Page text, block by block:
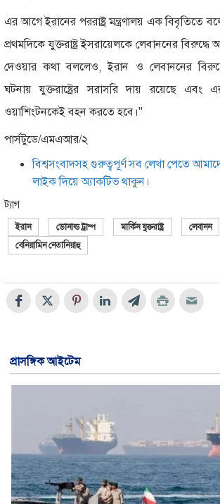
এর আগে ইরানের পররাষ্ট্র মন্ত্রণালয় এক বিবৃতিতে
প্রথমদিকে যুক্তরাষ্ট্র ইসরায়েলকে লেবাননের
দেওয়ার কথা বললেও, ইরান ও লেবাননের
ঘটনায় যুক্তরাষ্ট্রের সরাসরি দায় রয়েছে এবং
ওয়াশিংটনকেই বহন করতে হবে।"
পার্সটুডে/এমএআর/২
বিশ্বসংবাদসহ গুরুত্বপূর্ণ সব লেখা পেতে
লাইক দিয়ে অ্যাকটিভ থাকুন।
ট্যাগ
ইরান ডোনাল্ড ট্রাম্প মার্কিন যুক্তরাষ্ট্র লেবানন
বেনিয়ামিন নেতানিয়াহু
প্রাসঙ্গিক আইটেম